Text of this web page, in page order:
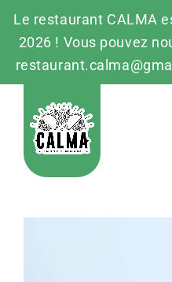
Le restaurant CALMA
2026 ! Vous pouvez
contenu